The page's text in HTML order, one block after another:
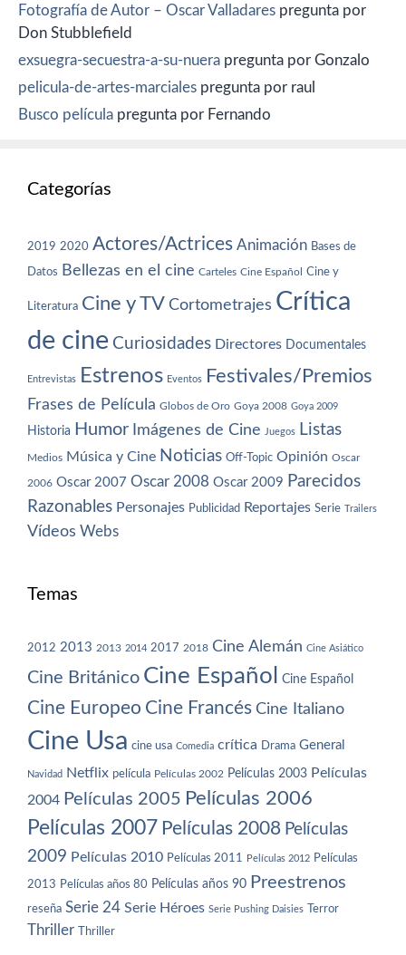
Fotografía de Autor – Oscar Valladares pregunta por
Don Stubblefield
exsuegra-secuestra-a-su-nuera pregunta por Gonzalo
pelicula-de-artes-marciales pregunta por raul
Busco película pregunta por Fernando
Categorías
2019 2020 Actores/Actrices Animación Bases de
Datos Bellezas en el cine Carteles Cine Español Cine y
Literatura Cine y TV Cortometrajes Crítica
de cine Curiosidades Directores Documentales
Entrevistas Estrenos Eventos Festivales/Premios
Frases de Película Globos de Oro Goya 2008 Goya 2009
Historia Humor Imágenes de Cine Juegos Listas
Medios Música y Cine Noticias Off-Topic Opinión Oscar
2006 Oscar 2007 Oscar 2008 Oscar 2009 Parecidos
Razonables Personajes Publicidad Reportajes Serie Trailers
Vídeos Webs
Temas
2012 2013 2013 2014 2017 2018 Cine Alemán Cine Asiático
Cine Británico Cine Español Cine Español
Cine Europeo Cine Francés Cine Italiano
Cine Usa cine usa Comedia crítica Drama General
Navidad Netflix película Películas 2002 Películas 2003 Películas
2004 Películas 2005 Películas 2006
Películas 2007 Películas 2008 Películas
2009 Películas 2010 Películas 2011 Películas 2012 Películas
2013 Películas años 80 Películas años 90 Preestrenos
reseña Serie 24 Serie Héroes Serie Pushing Daisies Terror
Thriller Thriller